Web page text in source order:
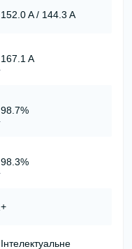
152.0 A / 144.3 A
167.1 A
98.7%
98.3%
+
Інтелектуальне